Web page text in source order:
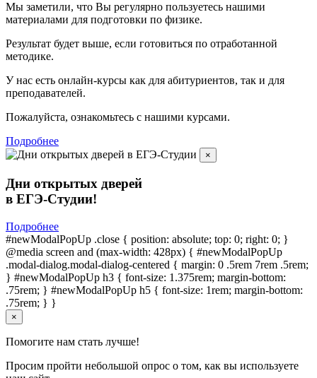
Мы заметили, что Вы регулярно пользуетесь нашими
материалами для подготовки по физике.
Результат будет выше, если готовиться по отработанной
методике.
У нас есть онлайн-курсы как для абитуриентов, так и для
преподавателей.
Пожалуйста, ознакомьтесь с нашими курсами.
Подробнее
×
Дни открытых дверей
в ЕГЭ-Студии!
Подробнее
#newModalPopUp .close { position: absolute; top: 0; right: 0; }
@media screen and (max-width: 428px) { #newModalPopUp
.modal-dialog.modal-dialog-centered { margin: 0 .5rem 7rem .5rem;
} #newModalPopUp h3 { font-size: 1.375rem; margin-bottom:
.75rem; } #newModalPopUp h5 { font-size: 1rem; margin-bottom:
.75rem; } }
×
Помогите нам стать лучше!
Просим пройти небольшой опрос о том, как вы используете